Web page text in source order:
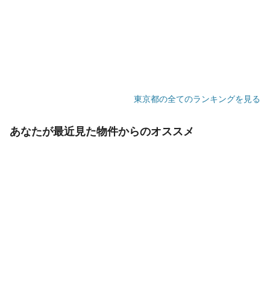
東京都の全てのランキングを見る
あなたが最近見た物件からのオススメ